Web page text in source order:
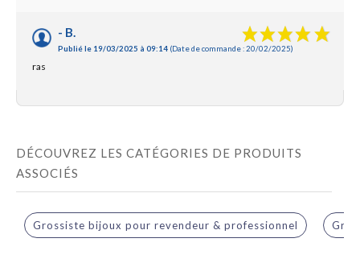
- B.
Publié le 19/03/2025 à 09:14 (Date de commande : 20/02/2025)
ras
DÉCOUVREZ LES CATÉGORIES DE PRODUITS
ASSOCIÉS
Grossiste bijoux pour revendeur & professionnel